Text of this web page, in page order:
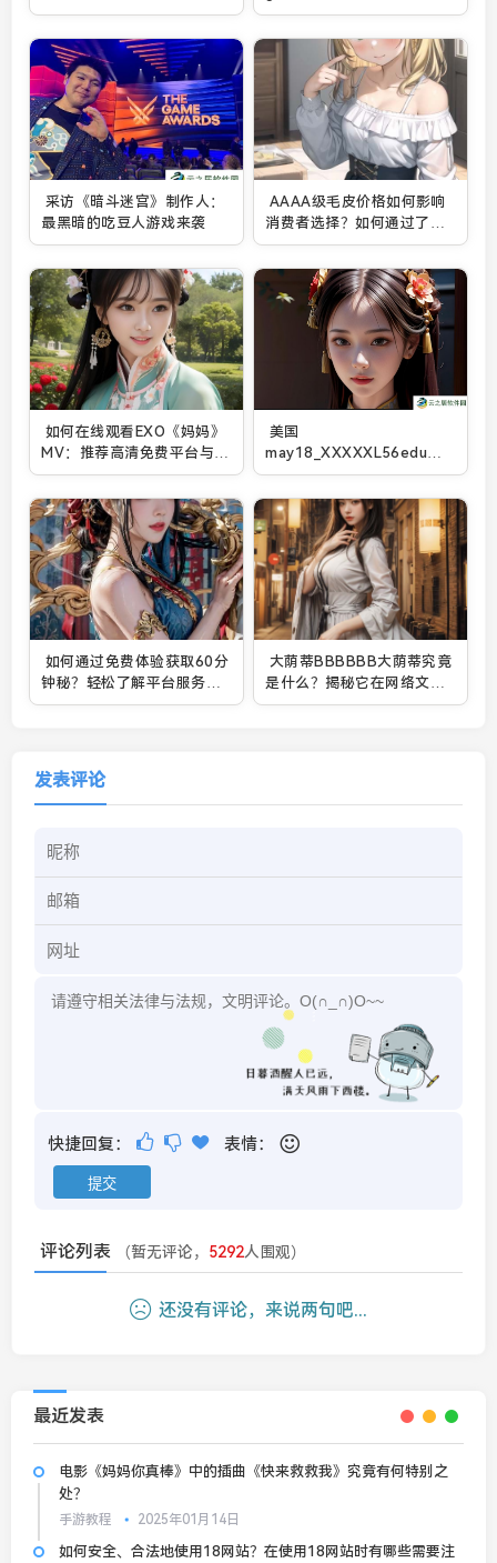
持，培养健康心态
址
采访《暗斗迷宫》制作人：
最黑暗的吃豆人游戏来袭
AAAA级毛皮价格如何影响
消费者选择？如何通过了解
价格做出最佳购买决策？
如何在线观看EXO《妈妈》
MV：推荐高清免费平台与观
看体验解析
美国
may18_XXXXXL56edu代
号背后的秘密：它是否会引
领教育和科技的新风潮？
如何通过免费体验获取60分
钟秘？轻松了解平台服务，
避免误区！
大荫蒂BBBBBB大荫蒂究竟
是什么？揭秘它在网络文化
中的深层含义和影响力
发表评论
快捷回复： 表情：
评论列表 （暂无评论， 5292人围观）
还没有评论，来说两句吧...
最近发表
电影《妈妈你真棒》中的插曲《快来救救我》究竟有何特别之
处？
手游教程 2025年01月14日
如何安全、合法地使用18网站？在使用18网站时有哪些需要注